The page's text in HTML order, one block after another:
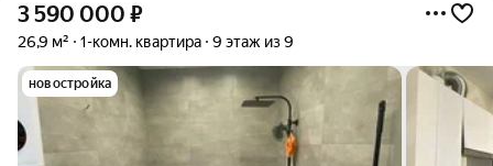
3 590 000 ₽
26,9 м² 1-комн. квартира 9 этаж из 9
новостройка